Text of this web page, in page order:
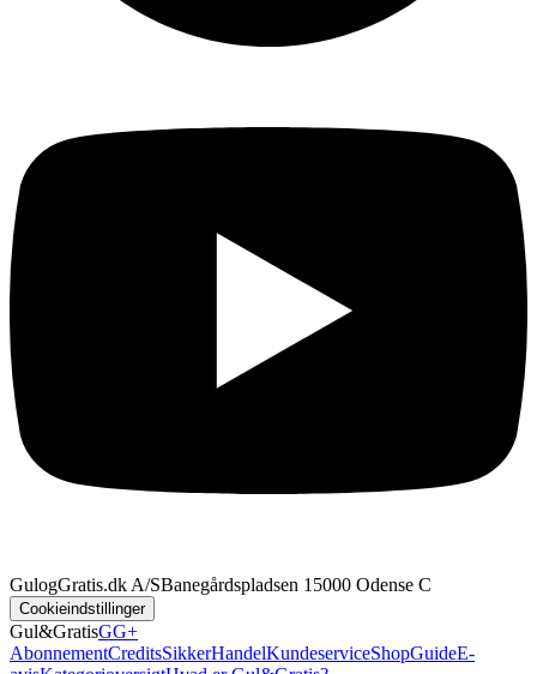
GulogGratis.dk A/SBanegårdspladsen 1 5000 Odense C
Cookieindstillinger
Gul&GratisGG+
AbonnementCreditsSikkerHandelKundeserviceShopGuideE-